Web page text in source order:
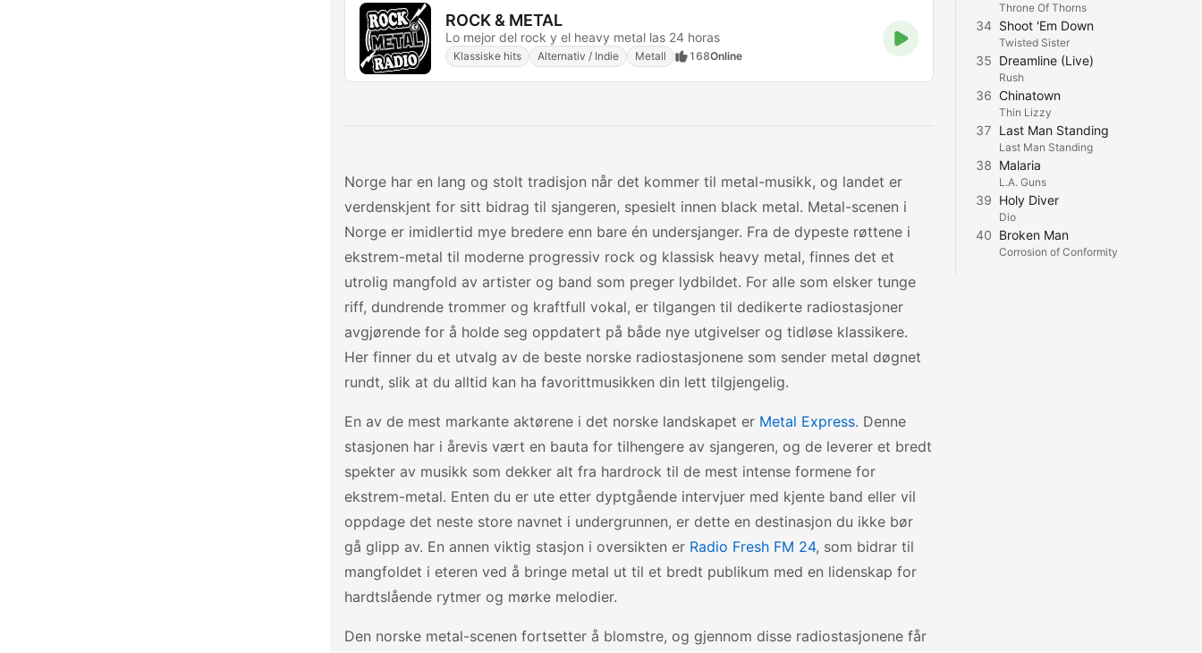
ROCK & METAL
Lo mejor del rock y el heavy metal las 24 horas
Klassiske hits Alternativ / Indie Metall 168Online
Norge har en lang og stolt tradisjon når det kommer til metal-musikk, og landet er
verdenskjent for sitt bidrag til sjangeren, spesielt innen black metal. Metal-scenen i
Norge er imidlertid mye bredere enn bare én undersjanger. Fra de dypeste røttene i
ekstrem-metal til moderne progressiv rock og klassisk heavy metal, finnes det et
utrolig mangfold av artister og band som preger lydbildet. For alle som elsker tunge
riff, dundrende trommer og kraftfull vokal, er tilgangen til dedikerte radiostasjoner
avgjørende for å holde seg oppdatert på både nye utgivelser og tidløse klassikere.
Her finner du et utvalg av de beste norske radiostasjonene som sender metal døgnet
rundt, slik at du alltid kan ha favorittmusikken din lett tilgjengelig.
En av de mest markante aktørene i det norske landskapet er Metal Express. Denne
stasjonen har i årevis vært en bauta for tilhengere av sjangeren, og de leverer et bredt
spekter av musikk som dekker alt fra hardrock til de mest intense formene for
ekstrem-metal. Enten du er ute etter dyptgående intervjuer med kjente band eller vil
oppdage det neste store navnet i undergrunnen, er dette en destinasjon du ikke bør
gå glipp av. En annen viktig stasjon i oversikten er Radio Fresh FM 24, som bidrar til
mangfoldet i eteren ved å bringe metal ut til et bredt publikum med en lidenskap for
hardtslående rytmer og mørke melodier.
Den norske metal-scenen fortsetter å blomstre, og gjennom disse radiostasjonene får
Throne Of Thorns
34 Shoot 'Em Down
Twisted Sister
35 Dreamline (Live)
Rush
36 Chinatown
Thin Lizzy
37 Last Man Standing
Last Man Standing
38 Malaria
L.A. Guns
39 Holy Diver
Dio
40 Broken Man
Corrosion of Conformity